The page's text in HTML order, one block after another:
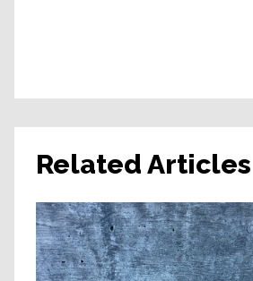
Related Articles